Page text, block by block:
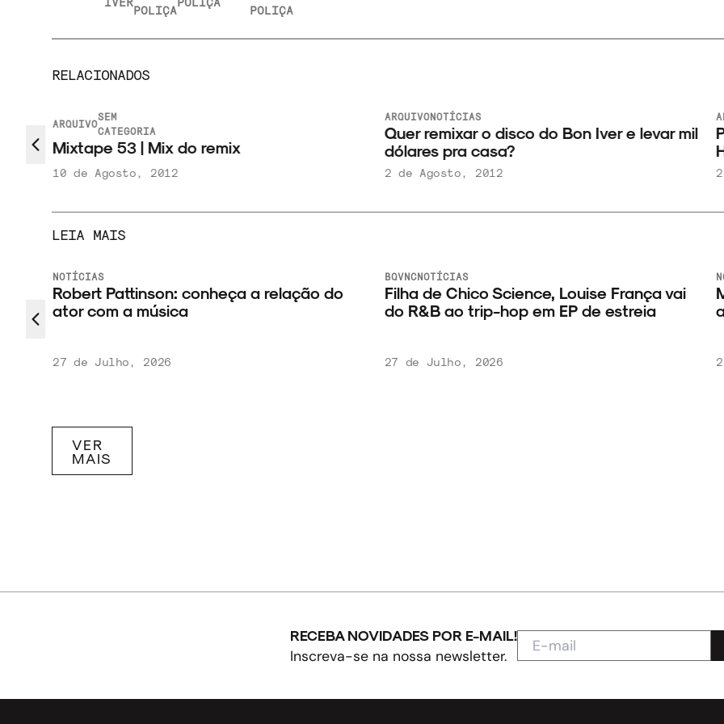
POLIÇA
POLIÇA
RELACIONADOS
ARQUIVO
SEM
CATEGORIA
Mixtape 53 | Mix do remix
10 de Agosto, 2012
ARQUIVONOTÍCIAS
Quer remixar o disco do Bon Iver e levar mil
dólares pra casa?
2 de Agosto, 2012
LEIA MAIS
em
NOTÍCIAS
Robert Pattinson: conheça a relação do
ator com a música
27 de Julho, 2026
BQVNCNOTÍCIAS
Filha de Chico Science, Louise França vai
do R&B ao trip-hop em EP de estreia
27 de Julho, 2026
VER
MAIS
RECEBA NOVIDADES POR E-MAIL!
Inscreva-se na nossa newsletter.